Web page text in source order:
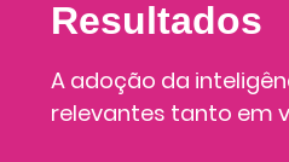
Resultados
A adoção da
relevantes tanto em